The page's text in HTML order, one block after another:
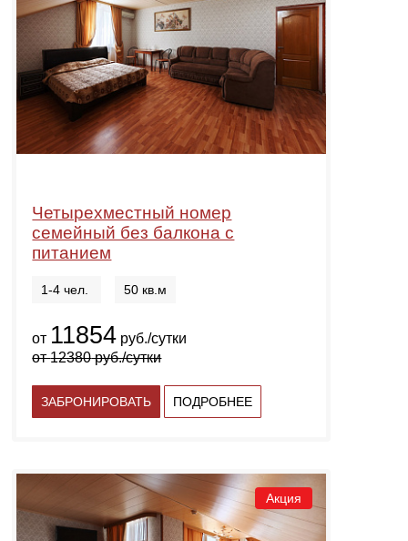
Четырехместный номер
семейный без балкона с
питанием
1-4 чел. 50 кв.м
от 11854 руб./сутки
от12380руб./сутки
ЗАБРОНИРОВАТЬ ПОДРОБНЕЕ
Акция